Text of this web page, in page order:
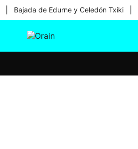
Bajada de Edurne y Celedón Txiki